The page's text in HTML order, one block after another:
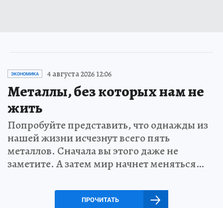
ЭКОНОМИКА 4 августа 2026 12:06
Металлы, без которых нам не
жить
Попробуйте представить, что однажды из
нашей жизни исчезнут всего пять
металлов. Сначала вы этого даже не
заметите. А затем мир начнет меняться…
ПРОЧИТАТЬ